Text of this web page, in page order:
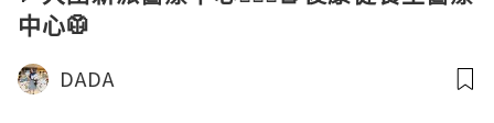
中心🥼
DADA